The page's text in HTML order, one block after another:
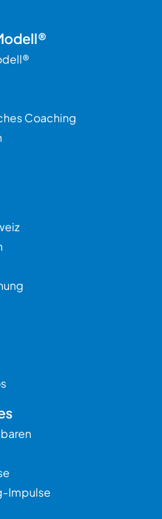
Coaching
Impulse